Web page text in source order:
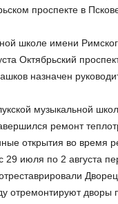
проспекте в
школе имени
Октябрьский
назначен
музыкальной
ремонт
открытия во время
29 июля по 2 августа
отремонтируют дворы